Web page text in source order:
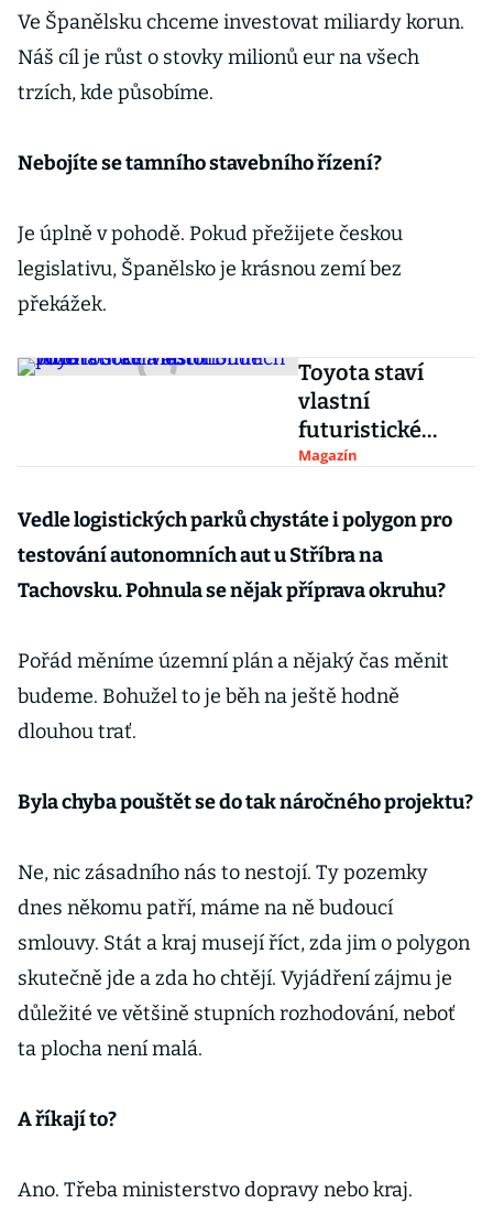
Ve Španělsku chceme investovat miliardy korun.
Náš cíl je růst o stovky milionů eur na všech
trzích, kde působíme.
Nebojíte se tamního stavebního řízení?
Je úplně v pohodě. Pokud přežijete českou
legislativu, Španělsko je krásnou zemí bez
překážek.
Toyota staví
vlastní
futuristické
město. Bude
autonomních
vozů
Magazín
Vedle logistických parků chystáte i polygon pro
testování autonomních aut u Stříbra na
Tachovsku. Pohnula se nějak příprava okruhu?
Pořád měníme územní plán a nějaký čas měnit
budeme. Bohužel to je běh na ještě hodně
dlouhou trať.
Byla chyba pouštět se do tak náročného projektu?
Ne, nic zásadního nás to nestojí. Ty pozemky
dnes někomu patří, máme na ně budoucí
smlouvy. Stát a kraj musejí říct, zda jim o polygon
skutečně jde a zda ho chtějí. Vyjádření zájmu je
důležité ve většině stupních rozhodování, neboť
ta plocha není malá.
A říkají to?
Ano. Třeba ministerstvo dopravy nebo kraj.